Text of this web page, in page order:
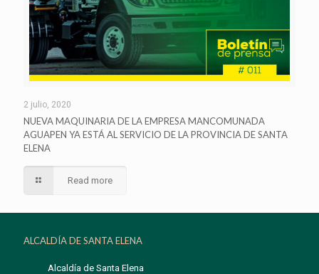
2 julio, 2020
NUEVA MAQUINARIA DE LA EMPRESA MANCOMUNADA
AGUAPEN YA ESTÁ AL SERVICIO DE LA PROVINCIA DE SANTA
ELENA
Read more
ALCALDÍA DE SANTA ELENA
Alcaldía de Santa Elena